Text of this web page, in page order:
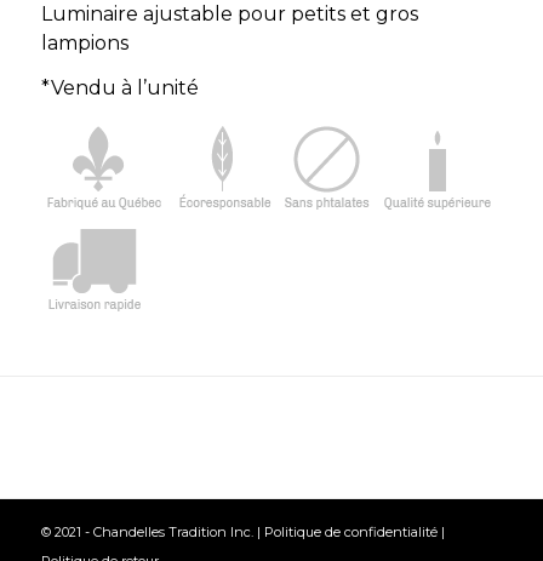
Luminaire ajustable pour petits et gros
lampions
*Vendu à l’unité
© 2021 - Chandelles Tradition Inc. | Politique de confidentialité|